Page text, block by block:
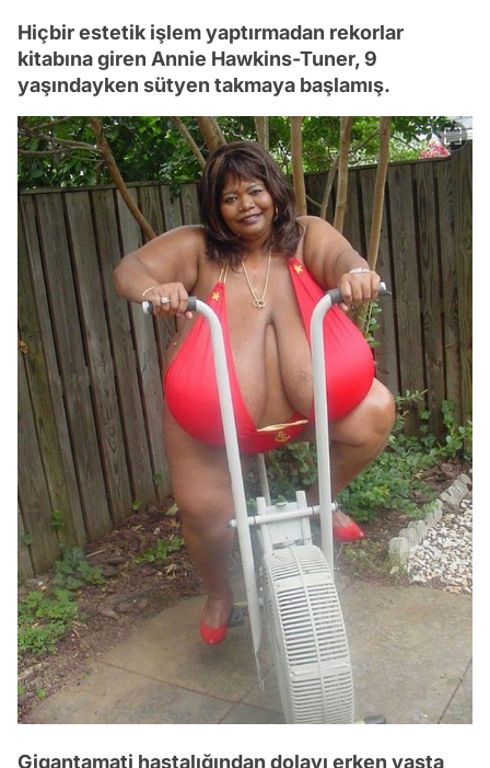
Hiçbir estetik işlem yaptırmadan rekorlar
kitabına giren Annie Hawkins-Tuner, 9
yaşındayken sütyen takmaya başlamış.
Gigantamati hastalığından dolayı erken yaşta